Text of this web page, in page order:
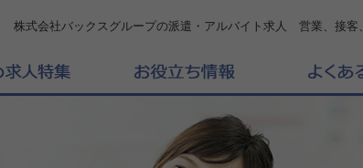
株式会社バックスグループの派遣・アルバイト求人 営業、接客